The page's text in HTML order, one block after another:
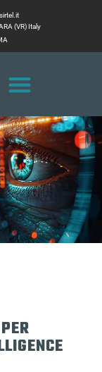
(VR) Italy